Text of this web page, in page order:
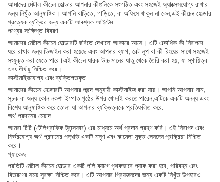
আমাদের মেটাল কীচেন হোল্ডার আপনার কীগুলিকে সংগঠিত এবং সহজেই অ্যাক্সেসযোগ্য রাখার
জন্য নিখুঁত আনুষাঙ্গিক। আপনি বাড়িতে, গাড়িতে, বা অফিসে থাকুন না কেন,এই কীচেন হোল্ডার
প্রত্যেক ব্যক্তির জন্য একটি আবশ্যক আইটেম.
পণ্যের সংক্ষিপ্ত বিবরণ
আমাদের মেটাল কীচেন হোল্ডারটি ছবিতে দেখানো আকারে আসে। এটি একাধিক কী নিরাপদে
ধরে রাখার জন্য ডিজাইন করা হয়েছে এবং আপনার ব্যাগ, বেল্ট লুপ বা কী রিংয়ের সাথে সহজেই
সংযুক্ত করা যেতে পারে।এই কীচেন ধারক উচ্চ মানের ধাতু থেকে তৈরি করা হয়, যা স্থায়িত্ব
এবং দীর্ঘায়ু নিশ্চিত করে।
কাস্টমাইজযোগ্য এবং ব্যক্তিগতকৃত
আমাদের কীচেন হোল্ডারটি আপনার পছন্দ অনুযায়ী কাস্টমাইজ করা যায়। আপনি আপনার নাম,
সূচক বা অন্য কোন নকশা ইস্পাত পৃষ্ঠের উপর খোদাই করতে পারেন,এটিকে একটি অনন্য এবং
বিশেষ আনুষাঙ্গিক করে তোলা যা আপনার ব্যক্তিত্বকে প্রতিফলিত করে.
অর্থ প্রদানের মেয়াদ
আমরা টিটি (টেলিগ্রাফিক ট্রান্সফার) এর মাধ্যমে অর্থ প্রদান গ্রহণ করি। এই নিরাপদ এবং
নির্ভরযোগ্য অর্থ প্রদানের পদ্ধতি একটি মসৃণ এবং ঝামেলা মুক্ত লেনদেন প্রক্রিয়া নিশ্চিত
করে।
প্যাকেজ
প্রতিটি মেটাল কীচেন হোল্ডার একটি পলি ব্যাগে পৃথকভাবে প্যাক করা হবে, পরিবহন এবং
বিতরণের সময় সুরক্ষা নিশ্চিত করে। এটি আপনার প্রিয়জনদের জন্য একটি নিখুঁত উপহারও